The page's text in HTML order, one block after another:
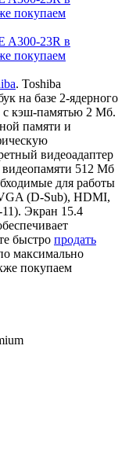
. Toshiba
на базе 2-ядерного
с кэш-памятью 2 Мб.
памяти и
видеоадаптер
512 Мб
для работы
(D-Sub), HDMI,
Экран 15.4
быстро продать
максимально
покупаем